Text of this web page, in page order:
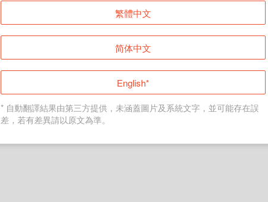
登入
返回首頁
繁體中文
简体中文
English*
* 自動翻譯結果由第三方提供，未涵蓋圖片及系統文字，並可能存在誤
差，若有差異請以原文為準。